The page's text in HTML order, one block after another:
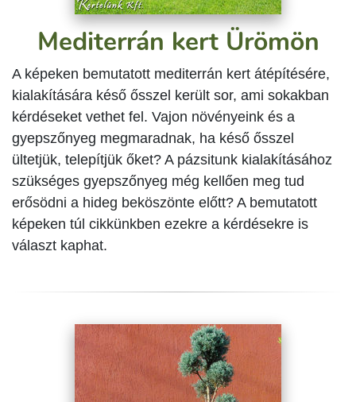
Mediterrán kert Ürömön
A képeken bemutatott mediterrán kert átépítésére,
kialakítására késő ősszel került sor, ami sokakban
kérdéseket vethet fel. Vajon növényeink és a
gyepszőnyeg megmaradnak, ha késő ősszel
ültetjük, telepítjük őket? A pázsitunk kialakításához
szükséges gyepszőnyeg még kellően meg tud
erősödni a hideg beköszönte előtt? A bemutatott
képeken túl cikkünkben ezekre a kérdésekre is
választ kaphat.